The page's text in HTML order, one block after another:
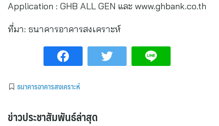
Application : GHB ALL GEN และ www.ghbank.co.th
ที่มา: ธนาคารอาคารสงเคราะห์
ธนาคารอาคารสงเคราะห์
ข่าวประชาสัมพันธ์ล่าสุด